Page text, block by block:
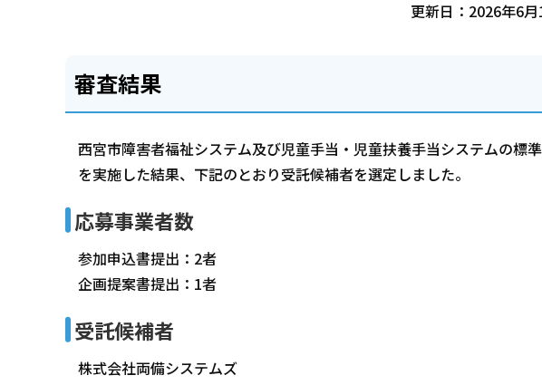
更新日：2026年6月
審査結果
西宮市障害者福祉システム及び児童手当・児童扶養手当システムの標
を実施した結果、下記のとおり受託候補者を選定しました。
応募事業者数
参加申込書提出：2者
企画提案書提出：1者
受託候補者
株式会社両備システムズ